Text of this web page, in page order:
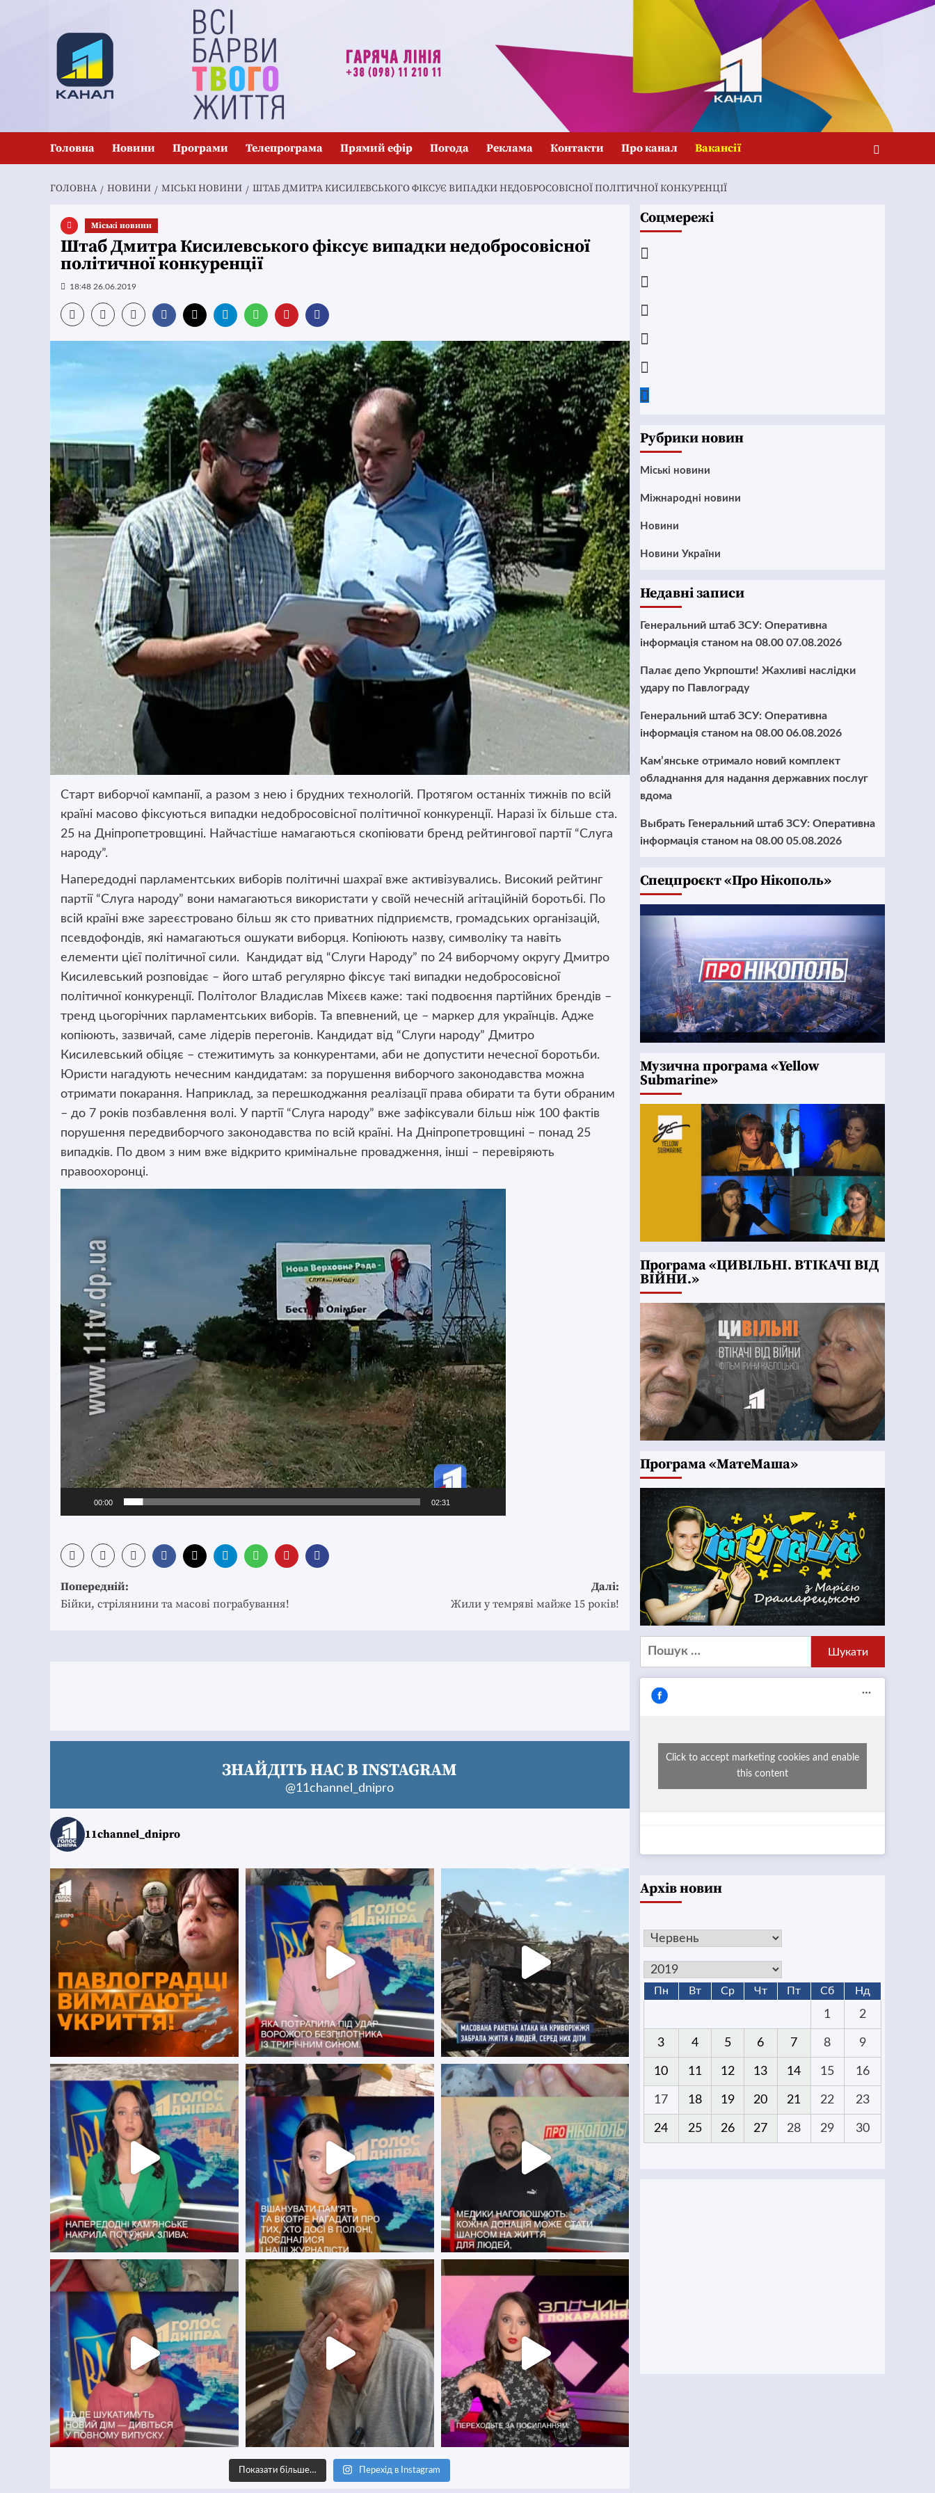
Головна Новини Програми Телепрограма Прямий ефір Погода Реклама Контакти Про канал Вакансії
ГОЛОВНА НОВИНИ MІСЬКІ НОВИНИ ШТАБ ДМИТРА КИСИЛЕВСЬКОГО ФІКСУЄ ВИПАДКИ НЕДОБРОСОВІСНОЇ ПОЛІТИЧНОЇ КОНКУРЕНЦІЇ
Mіські новини
Штаб Дмитра Кисилевського фіксує випадки недобросовісної
політичної конкуренції
18:48 26.06.2019
Старт виборчої кампанії, а разом з нею і брудних технологій. Протягом останніх тижнів по всій
країні масово фіксуються випадки недобросовісної політичної конкуренції. Наразі їх більше ста.
25 на Дніпропетровщині. Найчастіше намагаються скопіювати бренд рейтингової партії “Слуга
народу”.
Напередодні парламентських виборів політичні шахраї вже активізувались. Високий рейтинг
партії “Слуга народу” вони намагаються використати у своїй нечесній агітаційній боротьбі. По
всій країні вже зареєстровано більш як сто приватних підприємств, громадських організацій,
псевдофондів, які намагаються ошукати виборця. Копіюють назву, символіку та навіть
елементи цієї політичної сили. Кандидат від “Слуги Народу” по 24 виборчому округу Дмитро
Кисилевський розповідає – його штаб регулярно фіксує такі випадки недобросовісної
політичної конкуренції. Політолог Владислав Міхєєв каже: такі подвоєння партійних брендів –
тренд цьогорічних парламентських виборів. Та впевнений, це – маркер для українців. Адже
копіюють, зазвичай, саме лідерів перегонів. Кандидат від “Слуги народу” Дмитро
Кисилевський обіцяє – стежитимуть за конкурентами, аби не допустити нечесної боротьби.
Юристи нагадують нечесним кандидатам: за порушення виборчого законодавства можна
отримати покарання. Наприклад, за перешкоджання реалізації права обирати та бути обраним
– до 7 років позбавлення волі. У партії “Слуга народу” вже зафіксували більш ніж 100 фактів
порушення передвиборчого законодавства по всій країні. На Дніпропетровщині – понад 25
випадків. По двом з ним вже відкрито кримінальне провадження, інші – перевіряють
правоохоронці.
00:00 02:31
Post
navigation
Попередній:
Бійки, стрілянини та масові пограбування!
Далі:
Жили у темряві майже 15 років!
ЗНАЙДІТЬ НАС В INSTAGRAM
@11channel_dnipro
11channel_dnipro
Показати більше… Перехід в Instagram
Соцмережі
Рубрики новин
Mіські новини
Міжнародні новини
Новини
Новини України
Недавні записи
Генеральний штаб ЗСУ: Оперативна
інформація станом на 08.00 07.08.2026
Палає депо Укрпошти! Жахливі наслідки
удару по Павлограду
Генеральний штаб ЗСУ: Оперативна
інформація станом на 08.00 06.08.2026
Кам’янське отримало новий комплект
обладнання для надання державних послуг
вдома
Выбрать Генеральний штаб ЗСУ: Оперативна
інформація станом на 08.00 05.08.2026
Cпецпроєкт «Про Нікополь»
Музична програма «Yellow
Submarine»
Програма «ЦИВІЛЬНІ. ВТІКАЧІ ВІД
ВІЙНИ.»
Програма «МатеМаша»
Пошук:
Click to accept marketing cookies and enable
this content
Архів новин
Пн Вт Ср Чт Пт Сб Нд
1 2
3 4 5 6 7 8 9
10 11 12 13 14 15 16
17 18 19 20 21 22 23
24 25 26 27 28 29 30